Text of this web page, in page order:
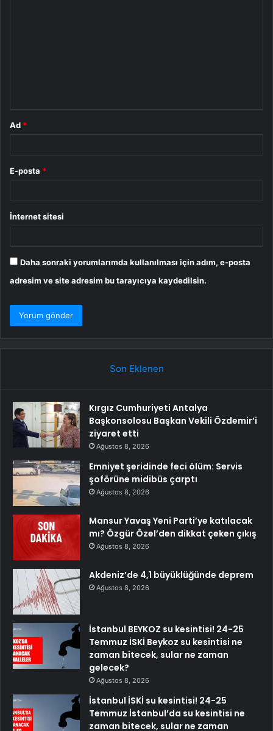
Ad *
E-posta *
İnternet sitesi
Daha sonraki yorumlarımda kullanılması için adım, e-posta
adresim ve site adresim bu tarayıcıya kaydedilsin.
Son Eklenen
Kırgız Cumhuriyeti Antalya
Başkonsolosu Başkan Vekili Özdemir’i
ziyaret etti
Ağustos 8, 2026
Emniyet şeridinde feci ölüm: Servis
şoförüne midibüs çarptı
Ağustos 8, 2026
Mansur Yavaş Yeni Parti’ye katılacak
mı? Özgür Özel’den dikkat çeken çıkış
Ağustos 8, 2026
Akdeniz’de 4,1 büyüklüğünde deprem
Ağustos 8, 2026
İstanbul BEYKOZ su kesintisi! 24-25
Temmuz İSKİ Beykoz su kesintisi ne
zaman bitecek, sular ne zaman
gelecek?
Ağustos 8, 2026
İstanbul İSKİ su kesintisi! 24-25
Temmuz İstanbul’da su kesintisi ne
zaman bitecek, sular ne zaman